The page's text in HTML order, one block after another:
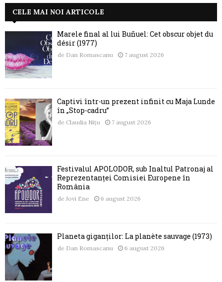
CELE MAI NOI ARTICOLE
Marele final al lui Buñuel: Cet obscur objet du
désir (1977)
de Dan Romascanu 7 august 2026
Captivi într-un prezent infinit cu Maja Lunde
în „Stop-cadru”
de Claudia Nițu 7 august 2026
Festivalul APOLODOR, sub Înaltul Patronaj al
Reprezentanței Comisiei Europene în
România
de Jovi Ene 6 august 2026
Planeta giganților: La planète sauvage (1973)
de Dan Romascanu 6 august 2026